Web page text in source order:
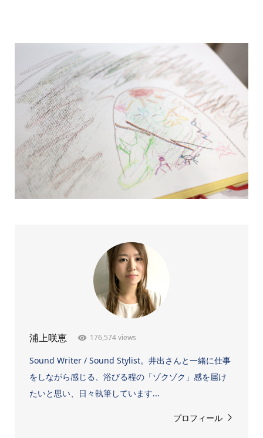
浦上咲恵 176,574 views
Sound Writer / Sound Stylist。井出さんと一緒に仕事
をしながら感じる、浴びる程の「ゾクゾク」感を届け
たいと思い、日々執筆しています...
プロフィール